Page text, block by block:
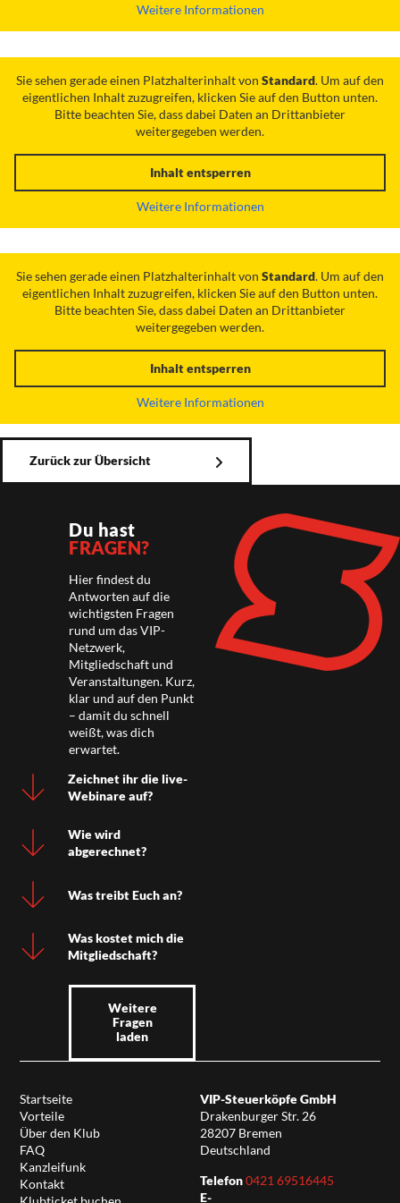
Weitere Informationen
Sie sehen gerade einen Platzhalterinhalt von Standard. Um auf den
eigentlichen Inhalt zuzugreifen, klicken Sie auf den Button unten.
Bitte beachten Sie, dass dabei Daten an Drittanbieter
weitergegeben werden.
Inhalt entsperren
Weitere Informationen
Sie sehen gerade einen Platzhalterinhalt von Standard. Um auf den
eigentlichen Inhalt zuzugreifen, klicken Sie auf den Button unten.
Bitte beachten Sie, dass dabei Daten an Drittanbieter
weitergegeben werden.
Inhalt entsperren
Weitere Informationen
Zurück zur Übersicht
Du hast
FRAGEN?
Hier findest du
Antworten auf die
wichtigsten Fragen
rund um das VIP-
Netzwerk,
Mitgliedschaft und
Veranstaltungen. Kurz,
klar und auf den Punkt
– damit du schnell
weißt, was dich
erwartet.
Zeichnet ihr die live-
Webinare auf?
Wie wird
abgerechnet?
Was treibt Euch an?
Was kostet mich die
Mitgliedschaft?
Weitere
Fragen
laden
Startseite
Vorteile
Über den Klub
FAQ
Kanzleifunk
Kontakt
VIP-Steuerköpfe GmbH
Drakenburger Str. 26
28207 Bremen
Deutschland
Telefon0421 69516445
E-